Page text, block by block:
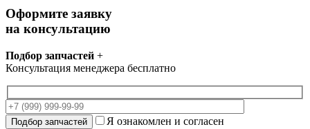
Оформите заявку
на консультацию
Подбор запчастей +
Консультация менеджера бесплатно
Я ознакомлен и согласен